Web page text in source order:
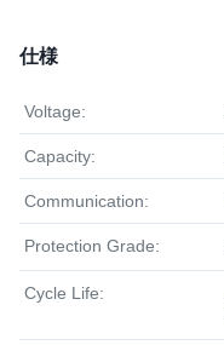
仕様
Voltage:
Capacity:
Communication:
Protection Grade:
Cycle Life: